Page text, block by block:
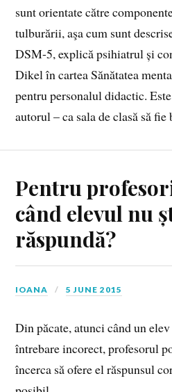
sunt orientate către
tulburării, aşa cum sunt
DSM-5, explică psihiatrul și
Dikel în cartea Sănătatea
pentru personalul didactic.
autorul – ca sala de clasă să
Pentru
când elevul nu
răspundă?
IOANA 5 JUNE 2015
Din păcate, atunci când un
întrebare incorect, profesorul
încerca să ofere el răspunsul